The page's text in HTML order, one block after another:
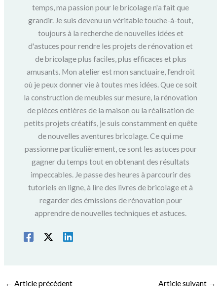
temps, ma passion pour le bricolage n'a fait que
grandir. Je suis devenu un véritable touche-à-tout,
toujours à la recherche de nouvelles idées et
d'astuces pour rendre les projets de rénovation et
de bricolage plus faciles, plus efficaces et plus
amusants. Mon atelier est mon sanctuaire, l'endroit
où je peux donner vie à toutes mes idées. Que ce soit
la construction de meubles sur mesure, la rénovation
de pièces entières de la maison ou la réalisation de
petits projets créatifs, je suis constamment en quête
de nouvelles aventures bricolage. Ce qui me
passionne particulièrement, ce sont les astuces pour
gagner du temps tout en obtenant des résultats
impeccables. Je passe des heures à parcourir des
tutoriels en ligne, à lire des livres de bricolage et à
regarder des émissions de rénovation pour
apprendre de nouvelles techniques et astuces.
← Article précédent Article suivant →